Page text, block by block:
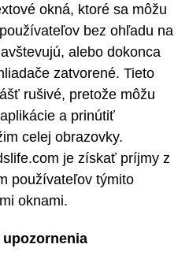
okná, ktoré sa môžu
bez ohľadu na
alebo dokonca
zatvorené. Tieto
rušivé, pretože môžu
a prinútiť
celej obrazovky.
je získať príjmy z
používateľov týmito
oknami.
upozornenia